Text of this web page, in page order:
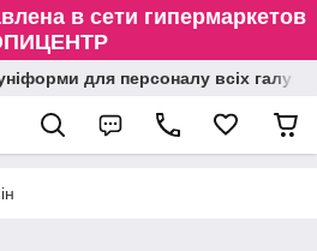
в сети гипермаркетов
для персоналу всіх